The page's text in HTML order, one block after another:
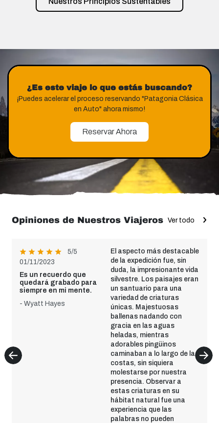
¿Es este viaje lo que estás buscando?
¡Puedes acelerar el proceso reservando "Patagonia Clásica
en Auto" ahora mismo!
Reservar Ahora
Opiniones de Nuestros Viajeros Ver todo
5/5
01/11/2023
Es un recuerdo que
quedará grabado para
siempre en mi mente.
- Wyatt Hayes
El aspecto más destacable
de la expedición fue, sin
duda, la impresionante vida
silvestre. Los paisajes eran
un santuario para una
variedad de criaturas
únicas. Majestuosas
ballenas nadando con
gracia en las aguas
heladas, mientras
adorables pingüinos
caminaban a lo largo de las
costas, sin siquiera
molestarse por nuestra
presencia. Observar a
estas criaturas en su
hábitat natural fue una
experiencia que las
palabras no pueden